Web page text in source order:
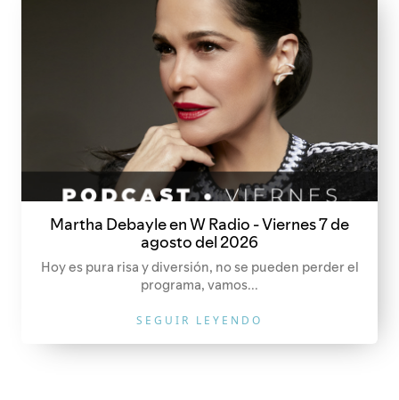
Martha Debayle en W Radio - Viernes 7 de
agosto del 2026
Hoy es pura risa y diversión, no se pueden perder el
programa, vamos...
SEGUIR LEYENDO